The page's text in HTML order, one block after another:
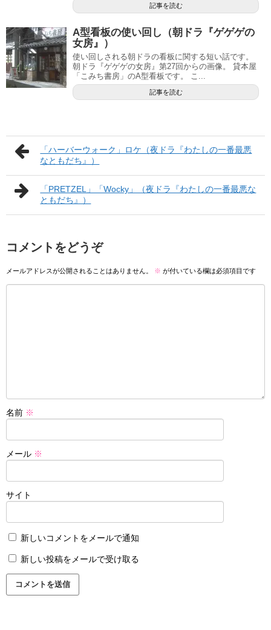
記事を読む
A型看板の使い回し（朝ドラ『ゲゲゲの
女房』）
使い回しされる朝ドラの看板に関する短い話です。
朝ドラ『ゲゲゲの女房』第27回からの画像。 貸本屋
「こみち書房」のA型看板です。 こ...
記事を読む
「ハーバーウォーク」ロケ（夜ドラ『わたしの一番最悪
なともだち』）
「PRETZEL」「Wocky」（夜ドラ『わたしの一番最悪な
ともだち』）
コメントをどうぞ
メールアドレスが公開されることはありません。 ※ が付いている欄は必須項目です
名前 ※
メール ※
サイト
新しいコメントをメールで通知
新しい投稿をメールで受け取る